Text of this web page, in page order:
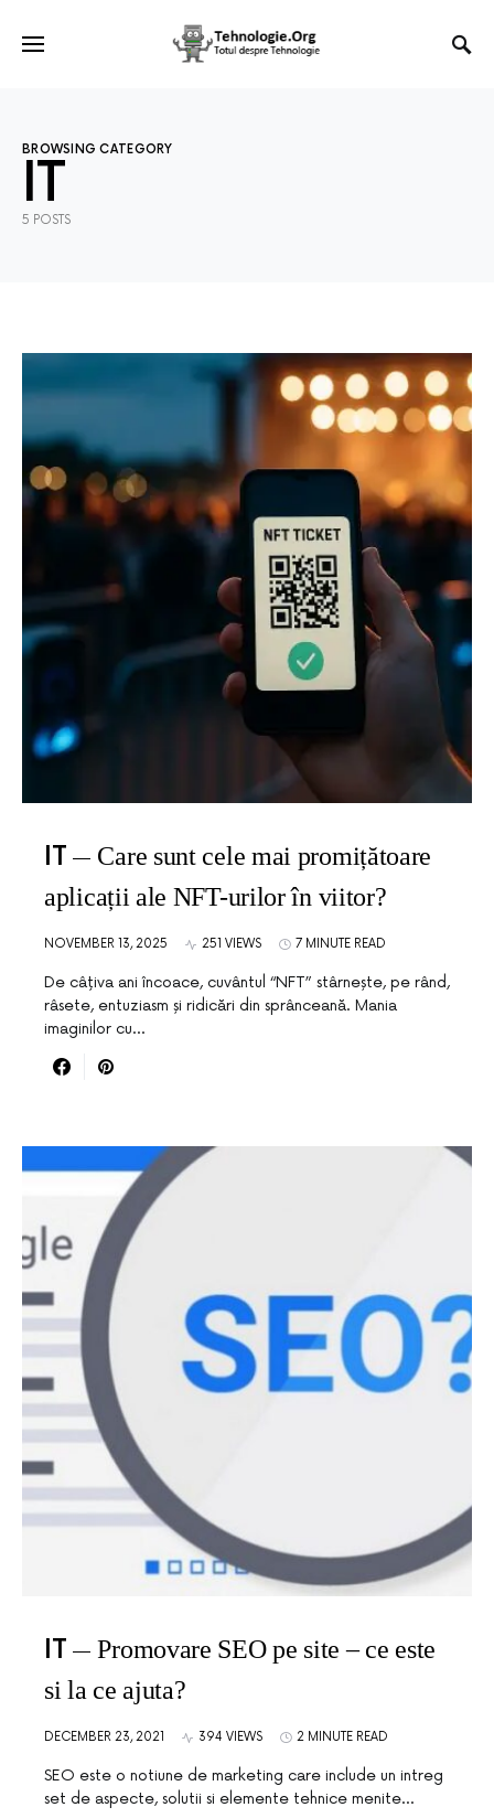
BROWSING CATEGORY
IT
5 POSTS
IT
Care sunt cele mai promițătoare
aplicații ale NFT-urilor în viitor?
NOVEMBER 13, 2025 251 VIEWS 7 MINUTE READ
De câțiva ani încoace, cuvântul “NFT” stârnește, pe rând,
râsete, entuziasm și ridicări din sprânceană. Mania
imaginilor cu…
IT
Promovare SEO pe site – ce este
si la ce ajuta?
DECEMBER 23, 2021 394 VIEWS 2 MINUTE READ
SEO este o notiune de marketing care include un intreg
set de aspecte, solutii si elemente tehnice menite…